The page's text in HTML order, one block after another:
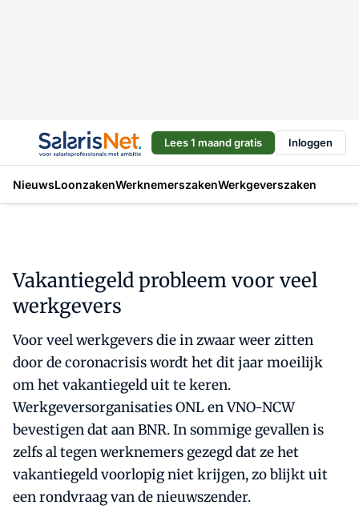
Lees 1 maand gratis Inloggen
NieuwsLoonzakenWerknemerszakenWerkgeverszaken
Vakantiegeld probleem voor veel
werkgevers
Voor veel werkgevers die in zwaar weer zitten
door de coronacrisis wordt het dit jaar moeilijk
om het vakantiegeld uit te keren.
Werkgeversorganisaties ONL en VNO-NCW
bevestigen dat aan BNR. In sommige gevallen is
zelfs al tegen werknemers gezegd dat ze het
vakantiegeld voorlopig niet krijgen, zo blijkt uit
een rondvraag van de nieuwszender.